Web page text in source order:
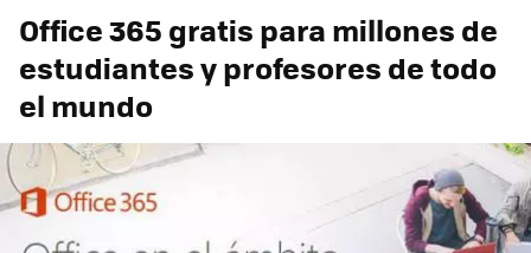
Office 365 gratis para millones de
estudiantes y profesores de todo
el mundo